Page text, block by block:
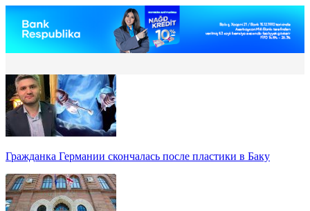
Гражданка Германии скончалась после пластики в Баку